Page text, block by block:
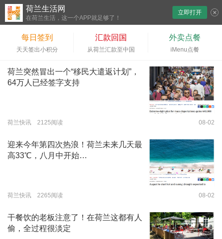
荷兰生活网
在荷兰生活，这一个APP就足够了！
立即打开
每日签到
天天签出小积分
汇款回国
从荷兰汇款至中国
外卖点餐
iMenu点餐
荷兰突然冒出一个“移民大遣返计划”，
64万人已经签字支持
荷兰快讯 2125阅读 08-02
迎来今年第四次热浪！荷兰未来几天最
高33℃，八月中开始…
荷兰快讯 2265阅读 08-02
干餐饮的老板注意了！在荷兰这都有人
偷，全过程很淡定